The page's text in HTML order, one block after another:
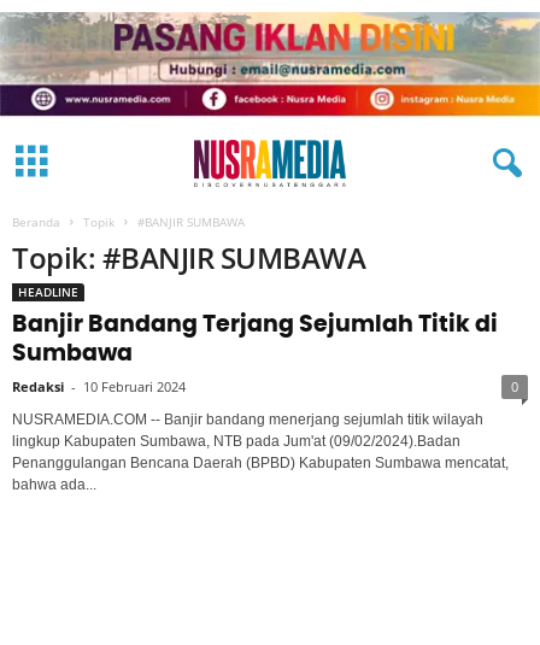
Beranda Topik #BANJIR SUMBAWA
Topik: #BANJIR SUMBAWA
HEADLINE
Banjir Bandang Terjang Sejumlah Titik di
Sumbawa
Redaksi - 10 Februari 2024 0
NUSRAMEDIA.COM -- Banjir bandang menerjang sejumlah titik wilayah
lingkup Kabupaten Sumbawa, NTB pada Jum'at (09/02/2024).Badan
Penanggulangan Bencana Daerah (BPBD) Kabupaten Sumbawa mencatat,
bahwa ada...